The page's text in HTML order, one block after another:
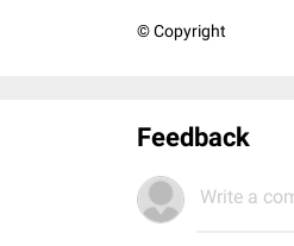
© Copyright
Feedback
Write a